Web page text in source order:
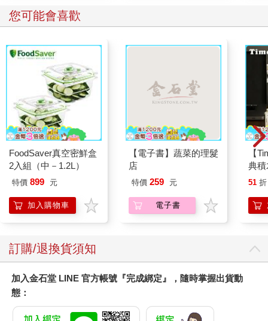
您可能會喜歡
FoodSaver真空密鮮盒
2入組（中－1.2L）
特價 899 元
加入購物車
【電子書】蔬菜的理髮
店
特價 259 元
電子書
【
典
51 折
訂購/退換貨須知
加入金石堂 LINE 官方帳號『完成綁定』，隨時掌握出貨動
態：